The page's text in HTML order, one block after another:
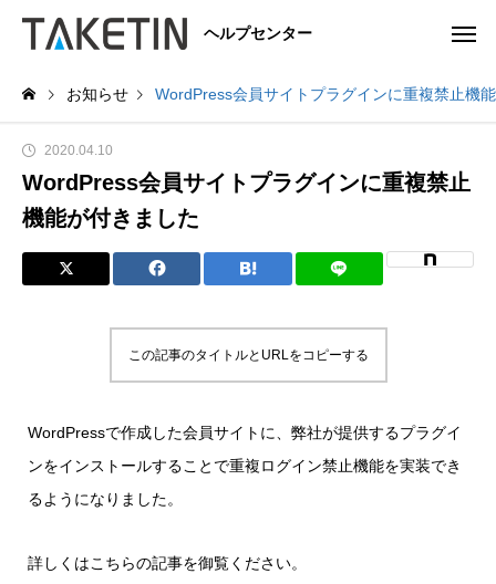
ヘルプセンター
お知らせ WordPress会員サイトプラグインに重複禁止機
2020.04.10
WordPress会員サイトプラグインに重複禁止
機能が付きました
この記事のタイトルとURLをコピーする
WordPressで作成した会員サイトに、弊社が提供するプラグイ
ンをインストールすることで重複ログイン禁止機能を実装でき
るようになりました。
詳しくはこちらの記事を御覧ください。